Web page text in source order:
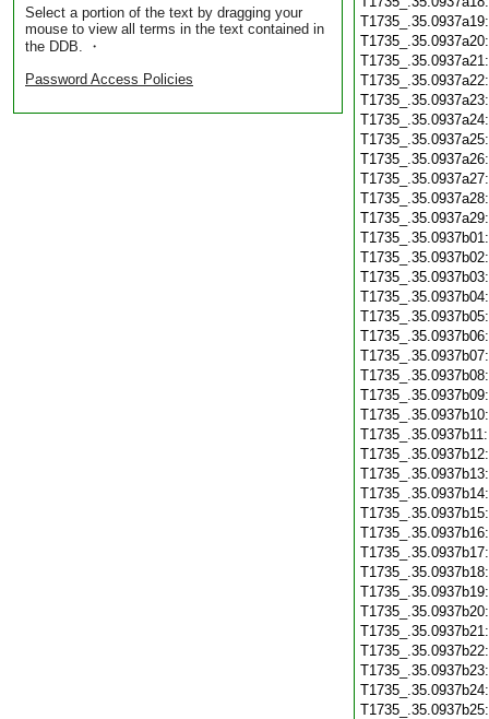
Select a portion of the text by dragging your
mouse to view all terms in the text contained in
the DDB. ・
Password Access Policies